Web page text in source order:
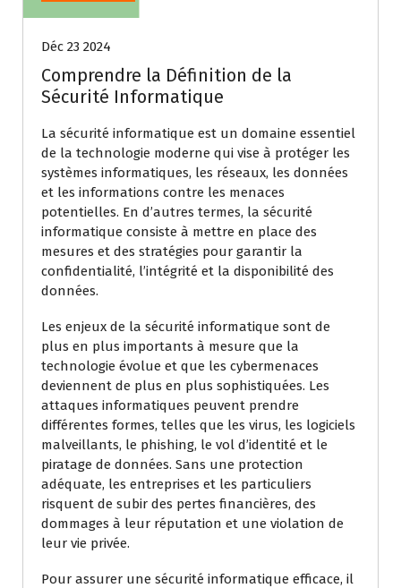
Déc 23 2024
Comprendre la Définition de la
Sécurité Informatique
La sécurité informatique est un domaine essentiel
de la technologie moderne qui vise à protéger les
systèmes informatiques, les réseaux, les données
et les informations contre les menaces
potentielles. En d’autres termes, la sécurité
informatique consiste à mettre en place des
mesures et des stratégies pour garantir la
confidentialité, l’intégrité et la disponibilité des
données.
Les enjeux de la sécurité informatique sont de
plus en plus importants à mesure que la
technologie évolue et que les cybermenaces
deviennent de plus en plus sophistiquées. Les
attaques informatiques peuvent prendre
différentes formes, telles que les virus, les logiciels
malveillants, le phishing, le vol d’identité et le
piratage de données. Sans une protection
adéquate, les entreprises et les particuliers
risquent de subir des pertes financières, des
dommages à leur réputation et une violation de
leur vie privée.
Pour assurer une sécurité informatique efficace, il